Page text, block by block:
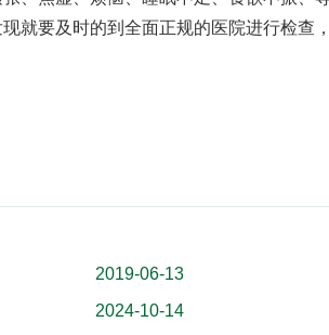
就要及时的到全面正规的医院进行检查
2019-06-13
2024-10-14